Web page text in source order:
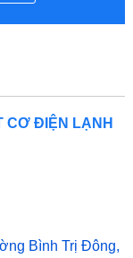
CƠ ĐIỆN LẠNH
Bình Trị Đông,